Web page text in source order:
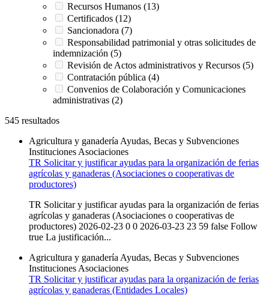
Recursos Humanos (13)
Certificados (12)
Sancionadora (7)
Responsabilidad patrimonial y otras solicitudes de
indemnización (5)
Revisión de Actos administrativos y Recursos (5)
Contratación pública (4)
Convenios de Colaboración y Comunicaciones
administrativas (2)
545 resultados
Agricultura y ganadería Ayudas, Becas y Subvenciones
Instituciones Asociaciones
TR Solicitar y justificar ayudas para la organización de ferias
agrícolas y ganaderas (Asociaciones o cooperativas de
productores)
TR Solicitar y justificar ayudas para la organización de ferias
agrícolas y ganaderas (Asociaciones o cooperativas de
productores) 2026-02-23 0 0 2026-03-23 23 59 false Follow
true La justificación...
Agricultura y ganadería Ayudas, Becas y Subvenciones
Instituciones Asociaciones
TR Solicitar y justificar ayudas para la organización de ferias
agrícolas y ganaderas (Entidades Locales)